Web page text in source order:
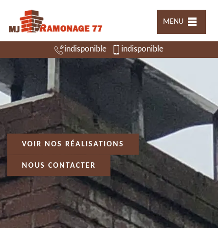
MENU
indisponible indisponible
VOIR NOS RÉALISATIONS
NOUS CONTACTER